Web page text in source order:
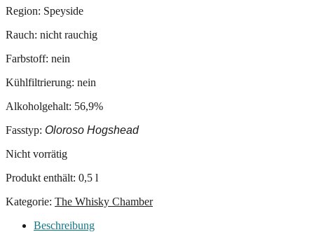
Region: Speyside
Rauch: nicht rauchig
Farbstoff: nein
Kühlfiltrierung: nein
Alkoholgehalt: 56,9%
Fasstyp: Oloroso Hogshead
Nicht vorrätig
Produkt enthält: 0,5 l
Kategorie: The Whisky Chamber
Beschreibung